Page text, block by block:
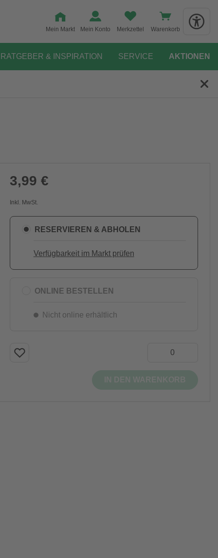
Mein Markt Mein Konto Merkzettel Warenkorb
RATGEBER & INSPIRATION SERVICE AKTIONEN
3,99 €
Inkl. MwSt.
RESERVIEREN & ABHOLEN
Verfügbarkeit im Markt prüfen
ONLINE BESTELLEN
Nicht online erhältlich